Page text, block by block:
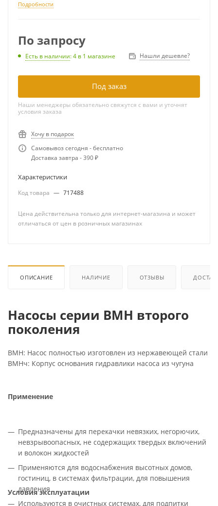
Подробности
По запросу
Есть в наличии: 4 в 1 магазине Нашли дешевле?
Под заказ
Наши менеджеры обязательно свяжутся с вами и уточнят
условия заказа
Хочу в подарок
Самовывоз сегодня - бесплатно
Доставка завтра - 390 ₽
Характеристики
Код товара — 717488
Цена действительна только для интернет-магазина и может
отличаться от цен в розничных магазинах
ОПИСАНИЕ НАЛИЧИЕ ОТЗЫВЫ
Насосы серии ВМН второго
поколения
ВМН: Насос полностью изготовлен из нержавеющей стали
ВМНч: Корпус основания гидравлики насоса из чугуна
Применение
Предназначены для перекачки невязких, негорючих,
невзрывоопасных, не содержащих твердых включений
и волокон жидкостей
Применяются для водоснабжения высотных домов,
гостиниц, в системах фильтрации, для повышения
давления
Используются в очистных системах, для подпитки
Условия эксплуатации